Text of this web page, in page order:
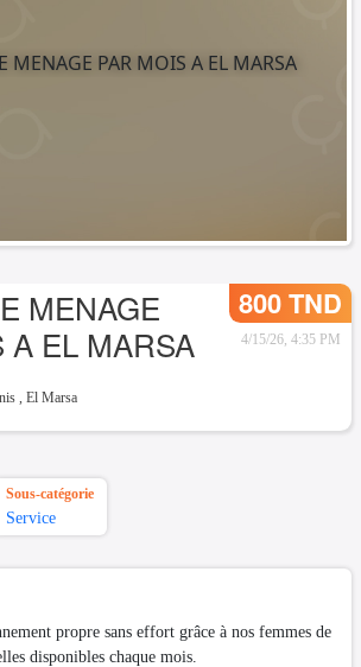
MENAGE
A EL MARSA
800 TND
4/15/26, 4:35 PM
, El Marsa
Sous-catégorie
Service
propre sans effort grâce à nos femmes de
disponibles chaque mois.